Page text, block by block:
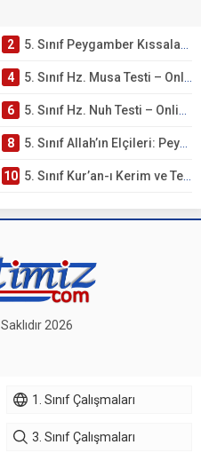
2 5. Sınıf Peygamber Kıssaları Ünite Testi – Online Çöz
4 5. Sınıf Hz. Musa Testi – Online Çöz
6 5. Sınıf Hz. Nuh Testi – Online Çöz
8 5. Sınıf Allah’ın Elçileri: Peygamberler Testi – Online Çöz
10 5. Sınıf Kur’an-ı Kerim ve Temel Özellikleri Testi – Online Çöz
2026
1. Sınıf Çalışmaları
3. Sınıf Çalışmaları